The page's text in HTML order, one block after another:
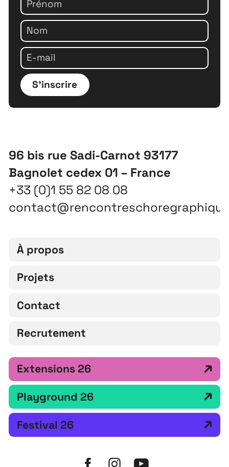
À propos
Projets
Recrutement
S'inscrire
96 bis rue Sadi-Carnot 93177
Bagnolet cedex 01 – France
+33 (0)1 55 82 08 08
À propos
Projets
Contact
Recrutement
Extensions 26
Playground 26
Festival 26